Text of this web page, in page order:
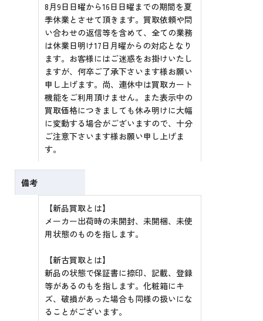
8月9日日曜から16日日曜までの期間を夏
季休業とさせて頂きます。買取依頼や問
い合わせの返信等を含めて、全ての業務
は休業日明け17日月曜からの対応となり
ます。お客様にはご迷惑をお掛けいたし
ますが、何卒ご了承下さいます様お願い
申し上げます。尚、連休中は買取カート
機能をご利用頂けません。また表示中の
買取価格につきましても休み明けに大幅
に変動する場合がございますので、十分
ご注意下さいます様お願い申し上げま
す。
備考
【新品買取とは】
メーカー出荷時の未開封、未開梱、未使
用状態のものを指します。
【新古買取とは】
新品の状態で保証書に捺印、記載、登録
等があるのもを指します。化粧箱にキ
ズ、破損があった場合も同様の扱いにな
ることがございます。